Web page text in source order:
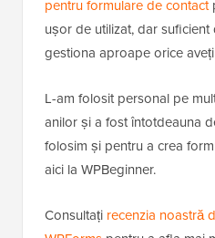
pentru formulare de contact
ușor de utilizat, dar
gestiona aproape orice
L-am folosit personal pe
anilor și a fost întotdeauna
folosim și pentru a crea
aici la WPBeginner.
Consultați recenzia noastră